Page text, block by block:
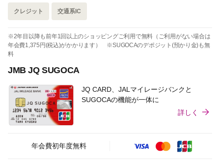
クレジット 交通系IC
※2年目以降も前年1回以上のショッピングご利用で無料（ご利用がない場合は
年会費1,375円(税込)がかかります） ※SUGOCAのデポジット(預かり金)も無
料
JMB JQ SUGOCA
JQ CARD、JALマイレージバンクと
SUGOCAの機能が一体に
詳しく
年会費初年度無料